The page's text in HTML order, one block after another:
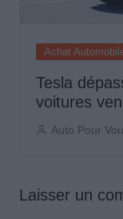
Achat
Tesla
voitures
Auto Pour
Laisser un